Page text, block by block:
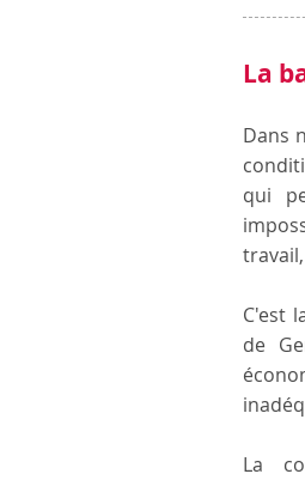
La
Dans
qui
C'est
de
La